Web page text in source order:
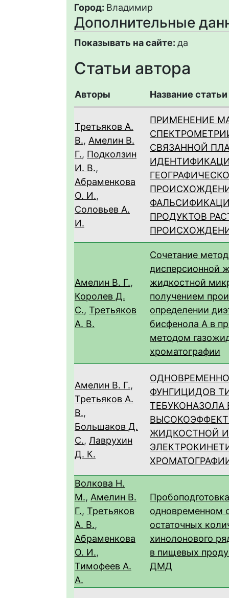
Город: Владимир
Дополнительные
Показывать на сайте: да
Статьи автора
Авторы Название статьи
Третьяков А.
В., Амелин В.
Г., Подколзин
И. В.,
Абраменкова
О. И.,
Соловьев А.
И.
ПРИМЕНЕНИЕ
СВЯЗАННОЙ
ПРОДУКТОВ
Амелин В. Г.,
Королев Д.
С., Третьяков
А. В.
Сочетание
дисперсионной
жидкостной
получением
определении
бисфенола А в
методом
хроматографии
Амелин В. Г.,
Третьяков А.
В.,
Большаков Д.
С., Лаврухин
Д. К.
ФУНГИЦИДОВ
ТЕБУКОНАЗОЛА
ЖИДКОСТНОЙ
Волкова Н.
М., Амелин В.
Г., Третьяков
А. В.,
Абраменкова
О. И.,
Тимофеев А.
А.
одновременном
остаточных
хинолонового
в пищевых
ДМД